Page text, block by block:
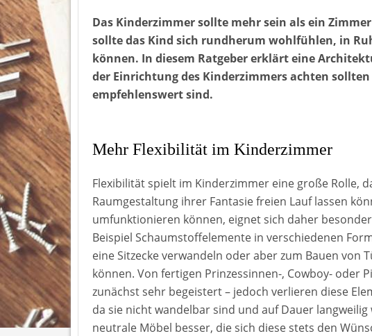
Das Kinderzimmer sollte mehr sein als ein
sollte das Kind sich rundherum wohlfühlen, in
können. In diesem Ratgeber erklärt eine
der Einrichtung des Kinderzimmers achten
empfehlenswert sind.
Mehr Flexibilität im Kinderzimmer
Flexibilität spielt im Kinderzimmer eine große Rolle,
Raumgestaltung ihrer Fantasie freien Lauf lassen
umfunktionieren können, eignet sich daher
Beispiel Schaumstoffelemente in verschiedenen
eine Sitzecke verwandeln oder aber zum Bauen von
können. Von fertigen Prinzessinnen-, Cowboy- oder
zunächst sehr begeistert – jedoch verlieren diese
da sie nicht wandelbar sind und auf Dauer
neutrale Möbel besser, die sich diese stets den